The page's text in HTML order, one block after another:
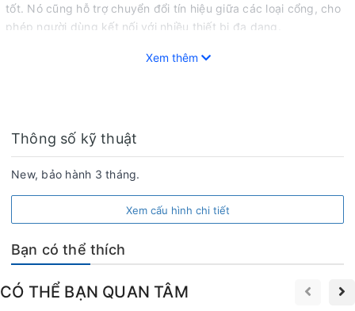
tốt. Nó cũng hỗ trợ chuyển đổi tín hiệu giữa các loại cổng, cho
phép người dùng kết nối với nhiều thiết bị đa dạng.
Một ưu điểm của Hub này là nó có kích thước nhỏ gọn và dễ
rẻ tại tphcm, cam kết hàng chuẩn, mới 100%.
CS HCM: 64 Trần Thị Nghỉ,p. 7, q. Gò Vấp, Tp. Hồ Chí Minh.
Xem thêm
Thông số kỹ thuật
New, bảo hành 3 tháng.
Xem cấu hình chi tiết
Bạn có thể thích
CÓ THỂ BẠN QUAN TÂM